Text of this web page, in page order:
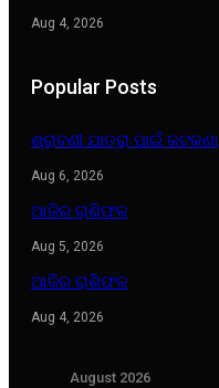
Aug 4, 2026
Popular Posts
ଶ୍ରାବଣୀ ଯାତ୍ରା ପାଇଁ କଟକଣା
Aug 6, 2026
ଆଜିର ରାଶିଫଳ
Aug 5, 2026
ଆଜିର ରାଶିଫଳ
Aug 4, 2026
August 2026